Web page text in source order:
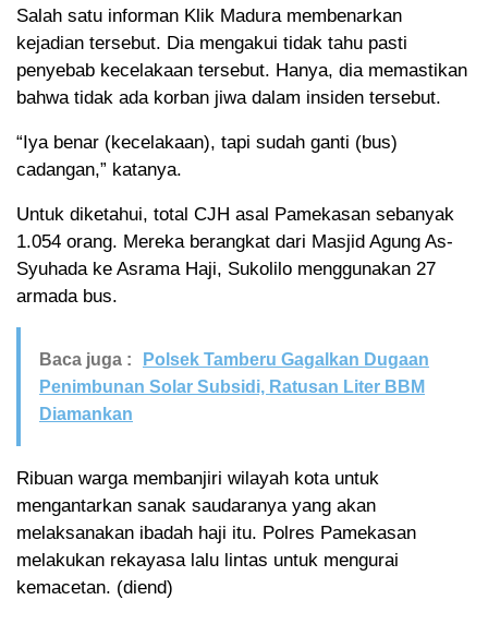
Salah satu informan Klik Madura membenarkan
kejadian tersebut. Dia mengakui tidak tahu pasti
penyebab kecelakaan tersebut. Hanya, dia memastikan
bahwa tidak ada korban jiwa dalam insiden tersebut.
“Iya benar (kecelakaan), tapi sudah ganti (bus)
cadangan,” katanya.
Untuk diketahui, total CJH asal Pamekasan sebanyak
1.054 orang. Mereka berangkat dari Masjid Agung As-
Syuhada ke Asrama Haji, Sukolilo menggunakan 27
armada bus.
Baca juga :
Polsek Tamberu Gagalkan Dugaan
Penimbunan Solar Subsidi, Ratusan Liter BBM
Diamankan
Ribuan warga membanjiri wilayah kota untuk
mengantarkan sanak saudaranya yang akan
melaksanakan ibadah haji itu. Polres Pamekasan
melakukan rekayasa lalu lintas untuk mengurai
kemacetan. (diend)